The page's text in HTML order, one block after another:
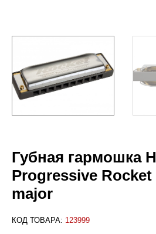
Губная гармошка
Progressive Rocket
major
КОД ТОВАРА: 123999